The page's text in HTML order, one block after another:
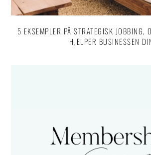
5 EKSEMPLER PÅ STRATEGISK JOBBING,
HJELPER BUSINESSEN